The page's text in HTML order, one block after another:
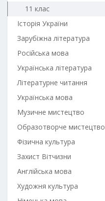
11 клас
Історія України
Зарубіжна література
Російська мова
Українська література
Літературне читання
Українська мова
Музичне мистецтво
Образотворче мистецтво
Фізична культура
Захист Вітчизни
Англійська мова
Художня культура